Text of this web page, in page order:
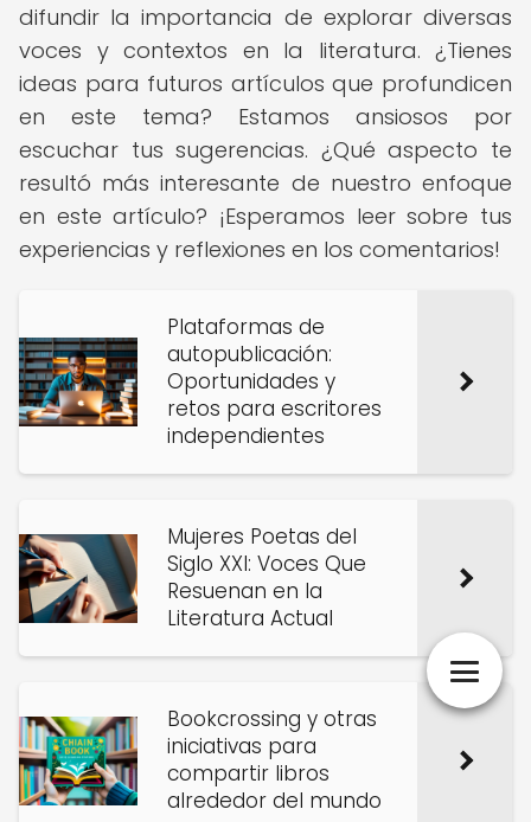
difundir la importancia de explorar diversas
voces y contextos en la literatura. ¿Tienes
ideas para futuros artículos que profundicen
en este tema? Estamos ansiosos por
escuchar tus sugerencias. ¿Qué aspecto te
resultó más interesante de nuestro enfoque
en este artículo? ¡Esperamos leer sobre tus
experiencias y reflexiones en los comentarios!
Plataformas de
autopublicación:
Oportunidades y
retos para escritores
independientes
Mujeres Poetas del
Siglo XXI: Voces Que
Resuenan en la
Literatura Actual
Bookcrossing y otras
iniciativas para
compartir libros
alrededor del mundo